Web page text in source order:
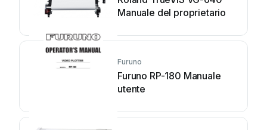
Manuale del proprietario
Furuno
Furuno RP-180 Manuale
utente